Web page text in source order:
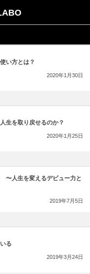
い方とは？
2020年1月30日
生を取り戻せるのか？
2020年1月25日
〜人生を変えるデビュー力と
2019年7月5日
る
2019年3月24日